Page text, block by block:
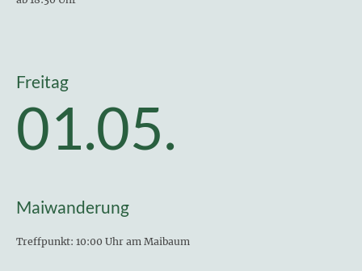
Freitag
01.05.
Maiwanderung
Treffpunkt: 10:00 Uhr am Maibaum